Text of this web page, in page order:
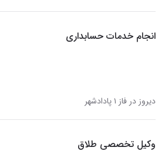
انجام خدمات حسابداری
دیروز در فاز ۱ پادادشهر
وکیل تخصصی طلاق